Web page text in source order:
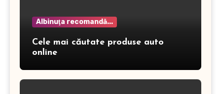
Albinuţa recomandă...
Cele mai căutate produse auto
online